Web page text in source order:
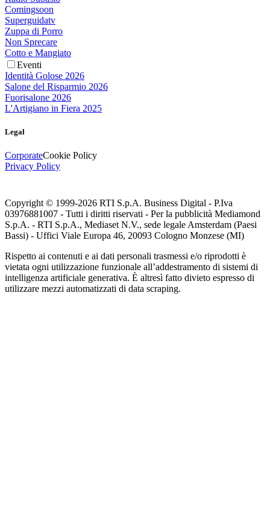
Comingsoon
Superguidatv
Zuppa di Porro
Non Sprecare
Cotto e Mangiato
Eventi
Identità Golose 2026
Salone del Risparmio 2026
Fuorisalone 2026
L'Artigiano in Fiera 2025
Legal
CorporateCookie Policy
Privacy Policy
Copyright © 1999-2026 RTI S.p.A. Business Digital - P.Iva
03976881007 - Tutti i diritti riservati - Per la pubblicità Mediamond
S.p.A. - RTI S.p.A., Mediaset N.V., sede legale Amsterdam (Paesi
Bassi) - Uffici Viale Europa 46, 20093 Cologno Monzese (MI)
Rispetto ai contenuti e ai dati personali trasmessi e/o riprodotti è
vietata ogni utilizzazione funzionale all’addestramento di sistemi di
intelligenza artificiale generativa. È altresì fatto divieto espresso di
utilizzare mezzi automatizzati di data scraping.